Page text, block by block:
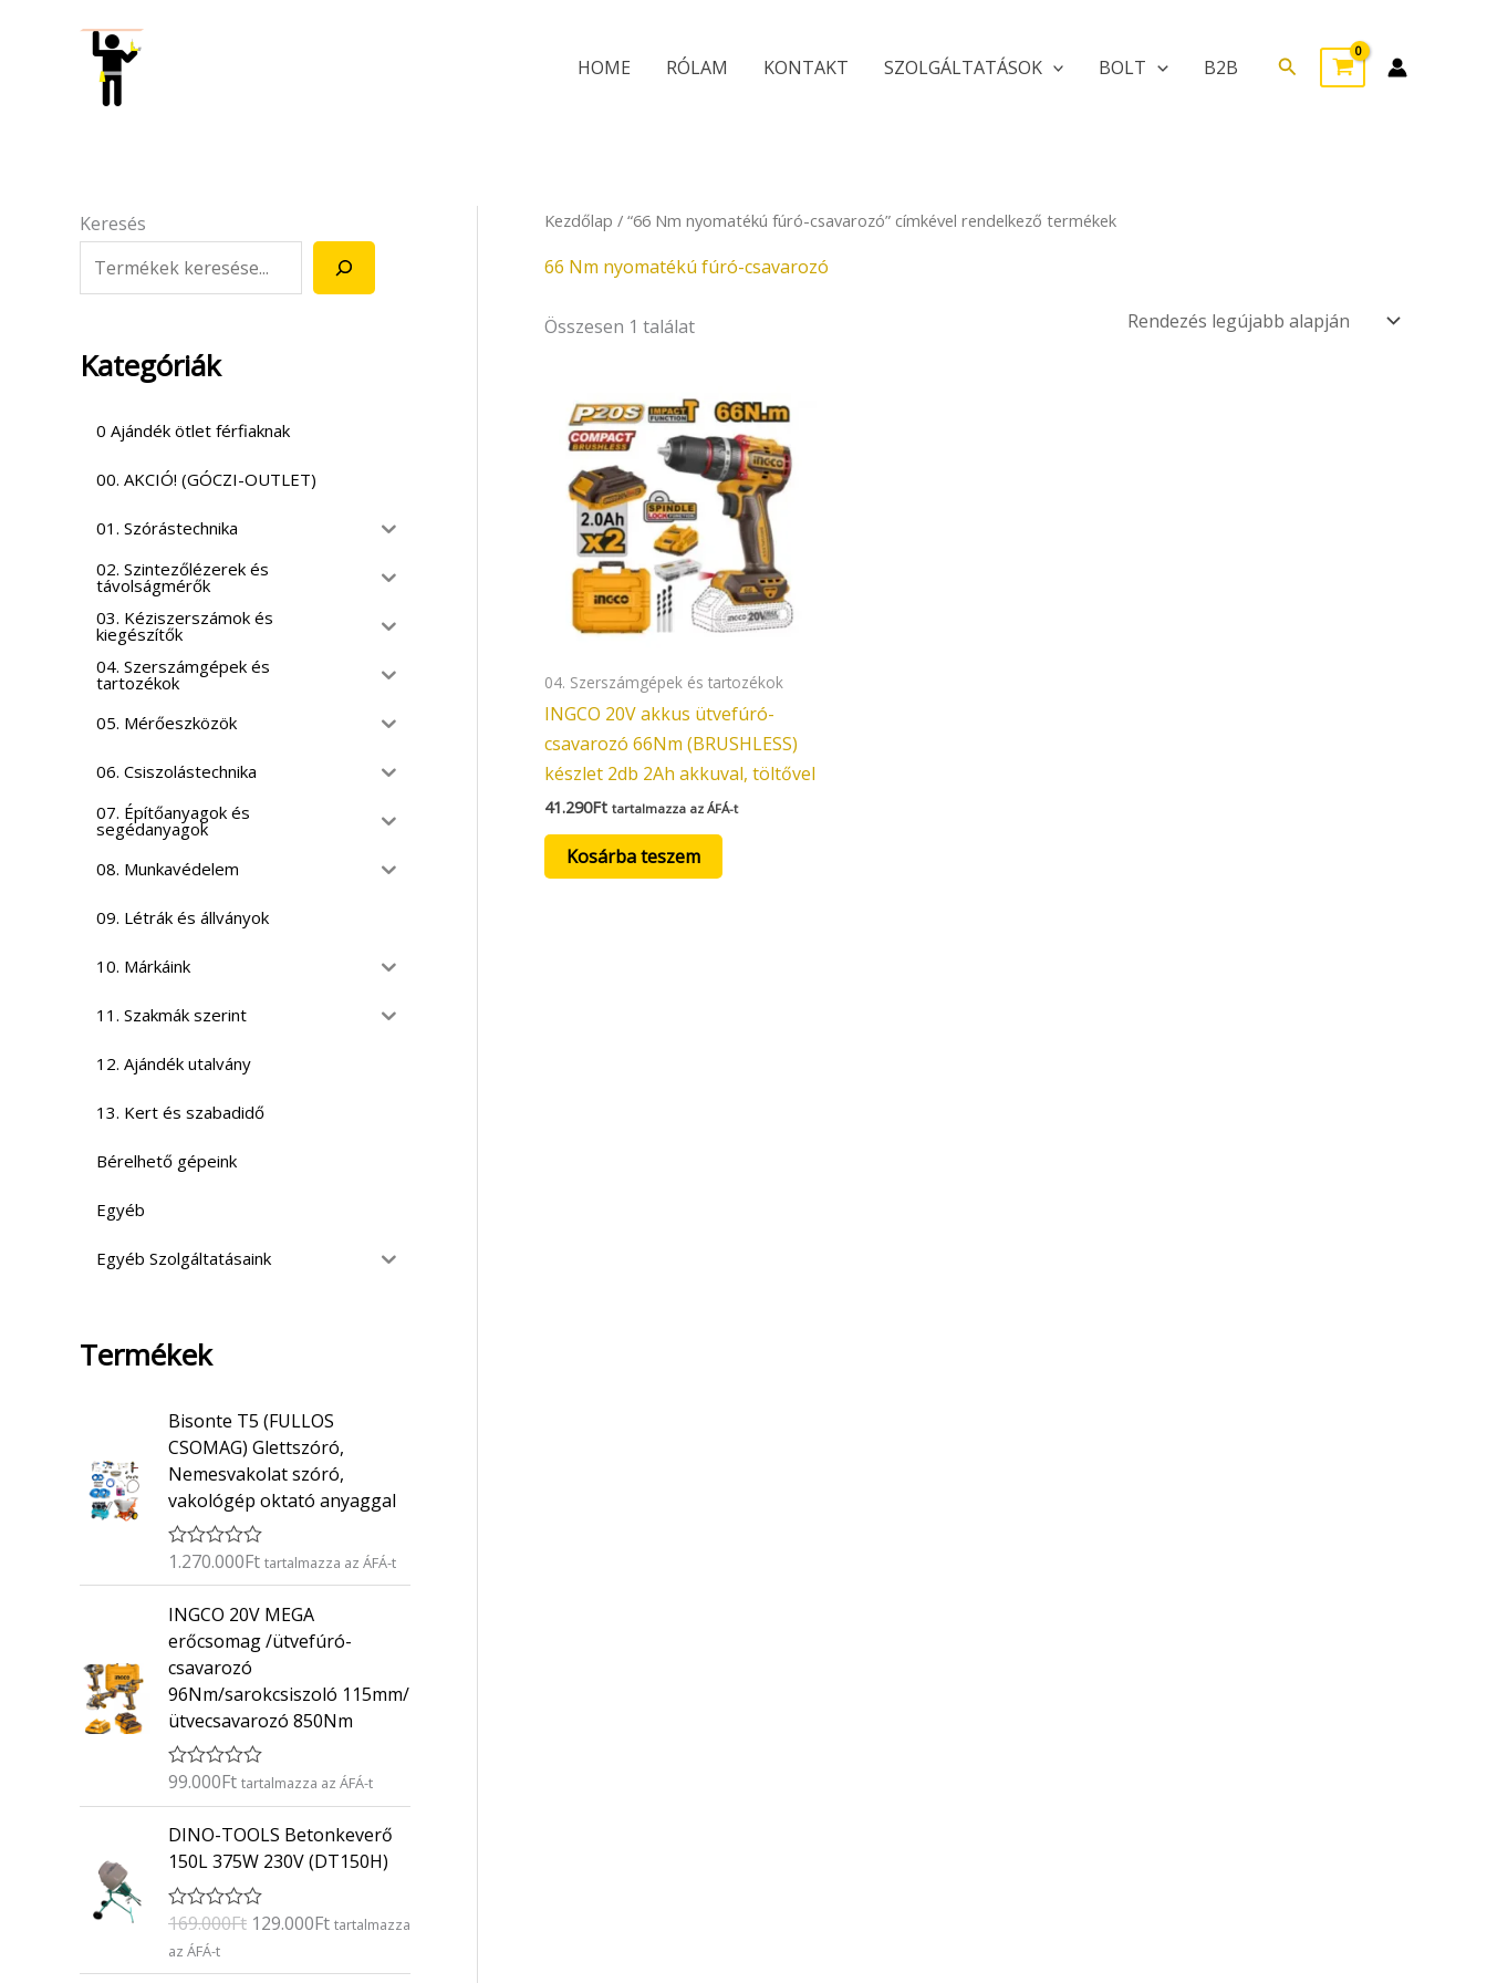
HOME RÓLAM KONTAKT SZOLGÁLTATÁSOK BOLT B2B Search
Keresés
Kategóriák
0 Ajándék ötlet férfiaknak
00. AKCIÓ! (GÓCZI-OUTLET)
01. Szórástechnika
02. Szintezőlézerek és
távolságmérők
03. Kéziszerszámok és
kiegészítők
04. Szerszámgépek és
tartozékok
05. Mérőeszközök
06. Csiszolástechnika
07. Építőanyagok és
segédanyagok
08. Munkavédelem
09. Létrák és állványok
10. Márkáink
11. Szakmák szerint
12. Ajándék utalvány
13. Kert és szabadidő
Bérelhető gépeink
Egyéb
Egyéb Szolgáltatásaink
Termékek
Bisonte T5 (FULLOS
CSOMAG) Glettszóró,
Nemesvakolat szóró,
vakológép oktató anyaggal
É
é
e
l
é
s
:
/
5
1.270.000Ft tartalmazza az ÁFÁ-t
INGCO 20V MEGA
erőcsomag /ütvefúró-
csavarozó
96Nm/sarokcsiszoló 115mm/
ütvecsavarozó 850Nm
É
é
k
e
é
s
0
/
99.000Ft tartalmazza az ÁFÁ-t
DINO-TOOLS Betonkeverő
150L 375W 230V (DT150H)
É
t
é
169.000Ft
O
r
g
129.000Ft
C
u
etartalmazza
az ÁFÁ-t
Kezdőlap / “66 Nm nyomatékú fúró-csavarozó” címkével rendelkező termékek
66 Nm nyomatékú fúró-csavarozó
Összesen 1 találat
04. Szerszámgépek és tartozékok
INGCO 20V akkus ütvefúró-
csavarozó 66Nm (BRUSHLESS)
készlet 2db 2Ah akkuval, töltővel
41.290Ft tartalmazza az ÁFÁ-t
Kosárba teszem